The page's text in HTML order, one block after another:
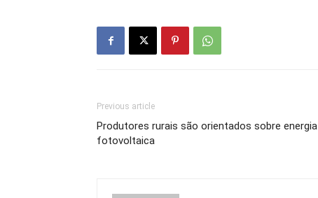
Previous article
Produtores rurais são orientados sobre energia
fotovoltaica